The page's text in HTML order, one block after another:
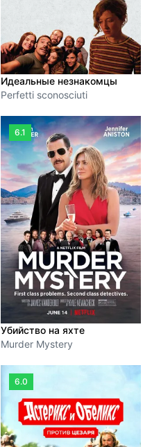
Идеальные незнакомцы
Perfetti sconosciuti
6.1
Убийство на яхте
Murder Mystery
6.0